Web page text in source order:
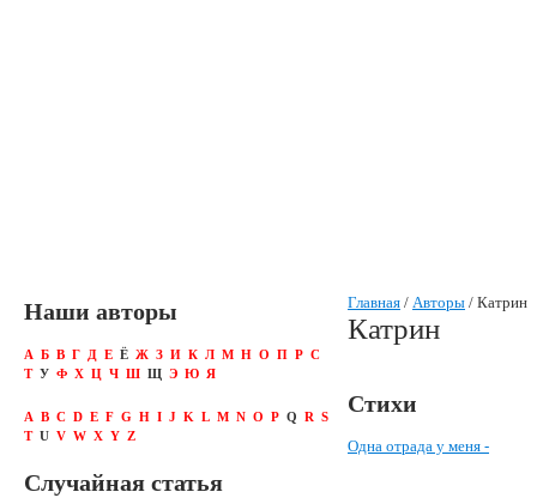
Главная / Авторы / Катрин
Катрин
Стихи
Одна отрада у меня -
Наши авторы
А Б В Г Д Е Ё Ж З И К Л М Н О П Р С
Т У Ф Х Ц Ч Ш Щ Э Ю Я
A B C D E F G H I J K L M N O P Q R S
T U V W X Y Z
Случайная статья